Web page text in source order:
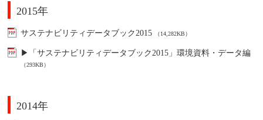
2015年
サステナビリティデータブック2015 （14,282KB）
▶「サステナビリティデータブック2015」環境資料・データ編
（293KB）
2014年